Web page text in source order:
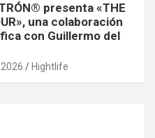
presenta «THE
una colaboración
con Guillermo del
Hightlife